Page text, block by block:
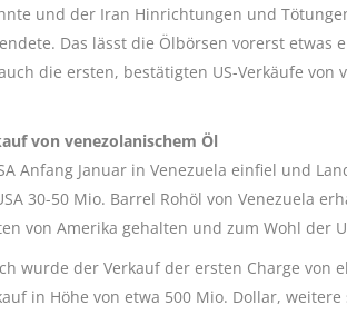
und der Iran Hinrichtungen und
Das lässt die Ölbörsen vorerst
die ersten, bestätigten US-Verkäufe
von venezolanischem Öl
Anfang Januar in Venezuela einfiel und
30-50 Mio. Barrel Rohöl von Venezuela
von Amerika gehalten und zum Wohl der
wurde der Verkauf der ersten Charge von
in Höhe von etwa 500 Mio. Dollar,